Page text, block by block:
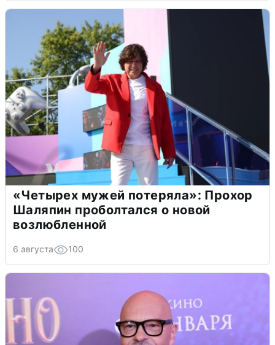
«Четырех мужей потеряла»: Прохор
Шаляпин проболтался о новой
возлюбленной
6 августа 100